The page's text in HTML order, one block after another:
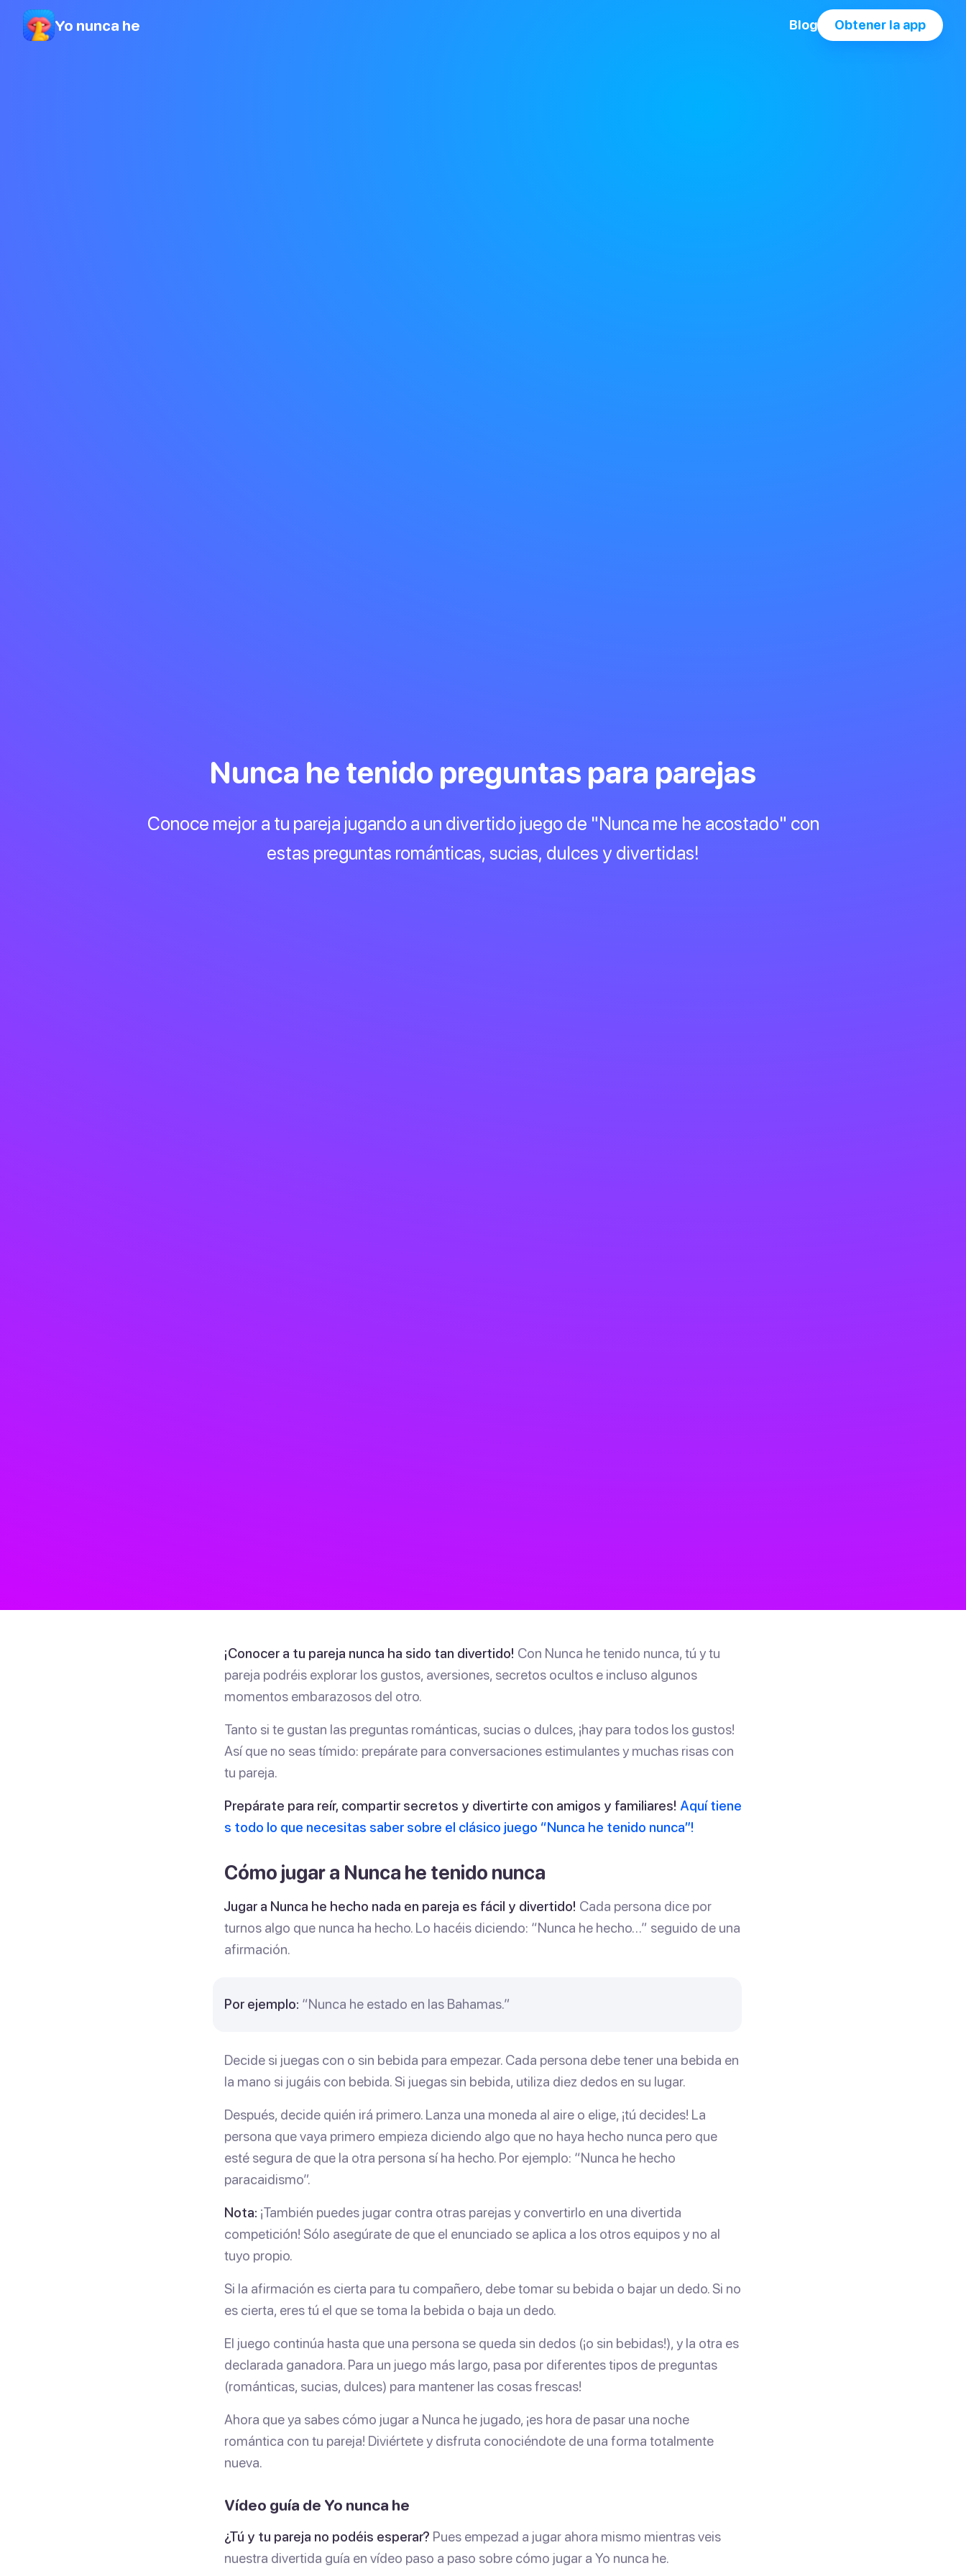
Yo nunca he Blog Obtener la app
Nunca he tenido preguntas para parejas
Conoce mejor a tu pareja jugando a un divertido juego de "Nunca me he acostado" con
estas preguntas románticas, sucias, dulces y divertidas!
¡Conocer a tu pareja nunca ha sido tan divertido! Con Nunca he tenido nunca, tú y tu
pareja podréis explorar los gustos, aversiones, secretos ocultos e incluso algunos
momentos embarazosos del otro.
Tanto si te gustan las preguntas románticas, sucias o dulces, ¡hay para todos los gustos!
Así que no seas tímido: prepárate para conversaciones estimulantes y muchas risas con
tu pareja.
Prepárate para reír, compartir secretos y divertirte con amigos y familiares! Aquí tiene
s todo lo que necesitas saber sobre el clásico juego “Nunca he tenido nunca”!
Cómo jugar a Nunca he tenido nunca
Jugar a Nunca he hecho nada en pareja es fácil y divertido! Cada persona dice por
turnos algo que nunca ha hecho. Lo hacéis diciendo: “Nunca he hecho…” seguido de una
afirmación.
Por ejemplo: “Nunca he estado en las Bahamas.”
Decide si juegas con o sin bebida para empezar. Cada persona debe tener una bebida en
la mano si jugáis con bebida. Si juegas sin bebida, utiliza diez dedos en su lugar.
Después, decide quién irá primero. Lanza una moneda al aire o elige, ¡tú decides! La
persona que vaya primero empieza diciendo algo que no haya hecho nunca pero que
esté segura de que la otra persona sí ha hecho. Por ejemplo: “Nunca he hecho
paracaidismo”.
Nota: ¡También puedes jugar contra otras parejas y convertirlo en una divertida
competición! Sólo asegúrate de que el enunciado se aplica a los otros equipos y no al
tuyo propio.
Si la afirmación es cierta para tu compañero, debe tomar su bebida o bajar un dedo. Si no
es cierta, eres tú el que se toma la bebida o baja un dedo.
El juego continúa hasta que una persona se queda sin dedos (¡o sin bebidas!), y la otra es
declarada ganadora. Para un juego más largo, pasa por diferentes tipos de preguntas
(románticas, sucias, dulces) para mantener las cosas frescas!
Ahora que ya sabes cómo jugar a Nunca he jugado, ¡es hora de pasar una noche
romántica con tu pareja! Diviértete y disfruta conociéndote de una forma totalmente
nueva.
Vídeo guía de Yo nunca he
¿Tú y tu pareja no podéis esperar? Pues empezad a jugar ahora mismo mientras veis
nuestra divertida guía en vídeo paso a paso sobre cómo jugar a Yo nunca he.